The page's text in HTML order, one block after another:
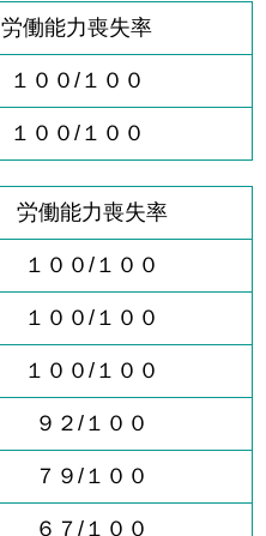
労働能力喪失率
１００/１００
１００/１００
労働能力喪失率
１００/１００
１００/１００
１００/１００
９２/１００
７９/１００
６７/１００